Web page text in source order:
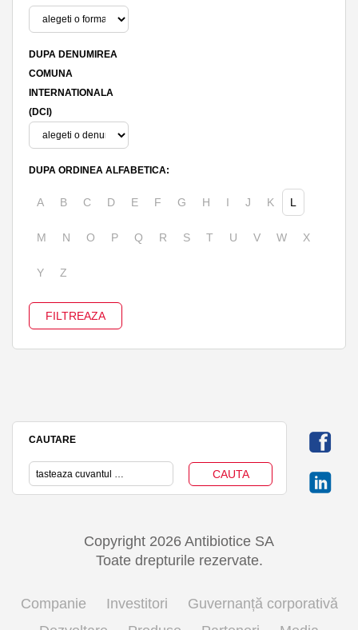
DUPA DENUMIREA
COMUNA
INTERNATIONALA
(DCI)
DUPA ORDINEA ALFABETICA:
A B C D E F G H I J K L
M N O P Q R S T U V W X
Y Z
CAUTARE
Copyright 2026 Antibiotice SA
Toate drepturile rezervate.
Companie Investitori
Guvernanță corporativă